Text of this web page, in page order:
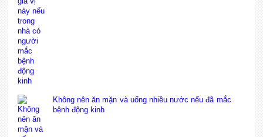
Không nên ăn mặn và uống nhiều nước nếu đã mắc
bệnh động kinh